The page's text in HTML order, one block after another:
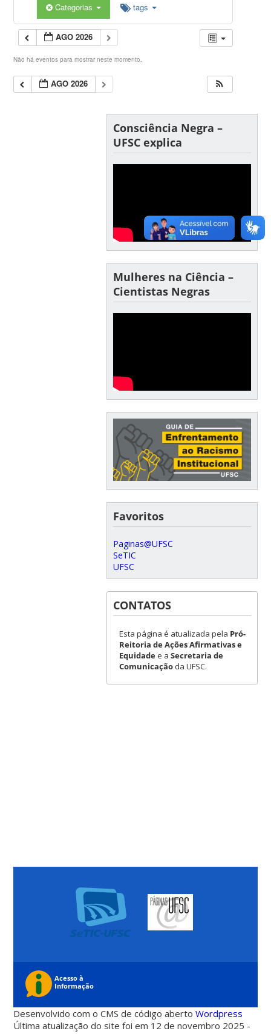
Categorias tags
AGO 2026
Não há eventos para mostrar neste momento.
AGO 2026
Consciência Negra –
UFSC explica
Mulheres na Ciência –
Cientistas Negras
Favoritos
Paginas@UFSC
SeTIC
UFSC
CONTATOS
Esta página é atualizada pela Pró-
Reitoria de Ações Afirmativas e
Equidadee a Secretaria de
Comunicaçãoda UFSC.
Desenvolvido com o CMS de código abertoWordpress
Última atualização do site foi em 12 de novembro 2025 -